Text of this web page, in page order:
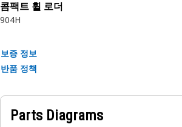
콤팩트 휠 로더
904H
보증 정보
반품 정책
Parts Diagrams